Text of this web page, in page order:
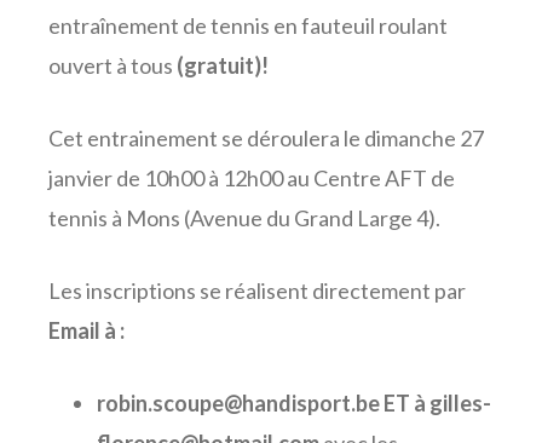
entraînement de tennis en fauteuil roulant
ouvert à tous (gratuit)!
Cet entrainement se déroulera le dimanche 27
janvier de 10h00 à 12h00 au Centre AFT de
tennis à Mons (Avenue du Grand Large 4).
Les inscriptions se réalisent directement par
Email à :
robin.scoupe@handisport.beET à gilles-